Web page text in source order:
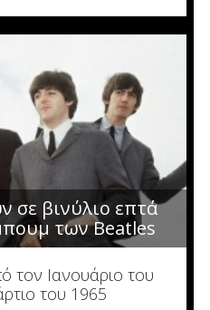
σε βινύλιο επτά
των Beatles
τον Ιανουάριο του
του 1965